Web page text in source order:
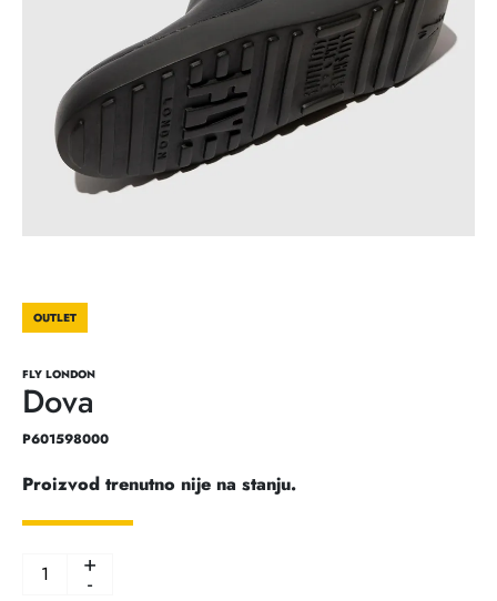
OUTLET
FLY LONDON
Dova
P601598000
Proizvod trenutno nije na stanju.
+
-